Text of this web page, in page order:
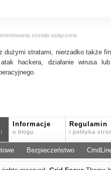
Odzyskiwanie
została wyłączona
dużymi stratami, nierzadko także
hackera, działanie wirusa
Informacje
o blogu
Regulamin
i polityka
Bezpieczeństwo